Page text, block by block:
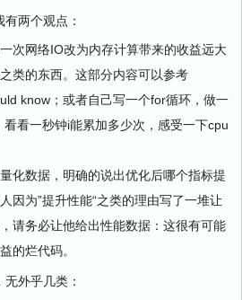
两个观点：
次网络IO改为内存计算带来的收益远大
类的东西。这部分内容可以参考
know；或者自己写一个for循环，做一
看一秒钟i能累加多少次，感受一下cpu
化数据，明确的说出优化后哪个指标提
因为”提升性能“之类的理由写了一堆让
请务必让他给出性能数据：这很有可能
的烂代码。
外乎几类：